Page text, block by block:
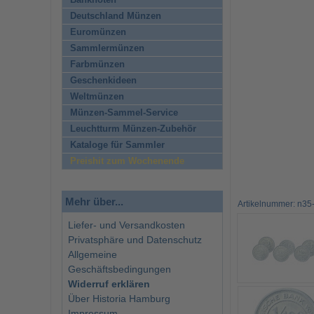
Artikelnummer:
Deutschland Münzen
Euromünzen
Sammlermünzen
Farbmünzen
Geschenkideen
Weltmünzen
Münzen-Sammel-Service
Leuchtturm Münzen-Zubehör
Kataloge für Sammler
Preishit zum Wochenende
Mehr über...
Liefer- und Versandkosten
Privatsphäre und Datenschutz
Allgemeine
Geschäftsbedingungen
Widerruf erklären
Über Historia Hamburg